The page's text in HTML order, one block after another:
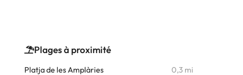
Plages à proximité
Platja de les Amplàries 0,3 mi